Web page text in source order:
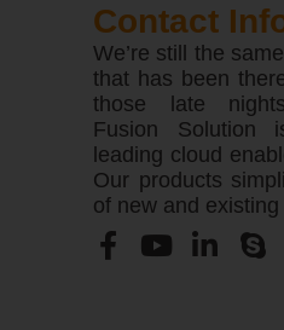
Contact
We’re still the
that has been
those late
Fusion Solution
leading cloud
Our products
of new and